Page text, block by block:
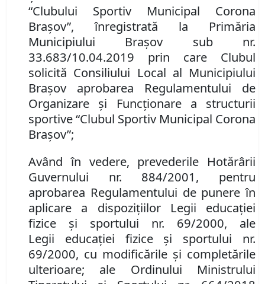
“Clubului Sportiv Municipal Corona
Braşov”, înregistrată la Primăria
Municipiului Braşov sub nr.
33.683/10.04.2019 prin care Clubul
solicită Consiliului Local al Municipiului
Braşov aprobarea Regulamentului de
Organizare şi Funcţionare a structurii
sportive “Clubul Sportiv Municipal Corona
Braşov”;
Având în vedere, prevederile Hotărârii
Guvernului nr. 884/2001, pentru
aprobarea Regulamentului de punere în
aplicare a dispoziţiilor Legii educaţiei
fizice şi sportului nr. 69/2000, ale
Legii educaţiei fizice şi sportului nr.
69/2000, cu modificările şi completările
ulterioare; ale Ordinului Ministrului